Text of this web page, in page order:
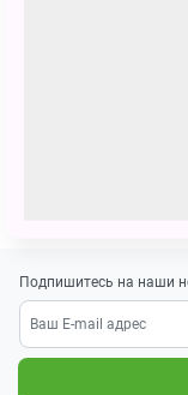
Рисунок
Подпишитесь на наши